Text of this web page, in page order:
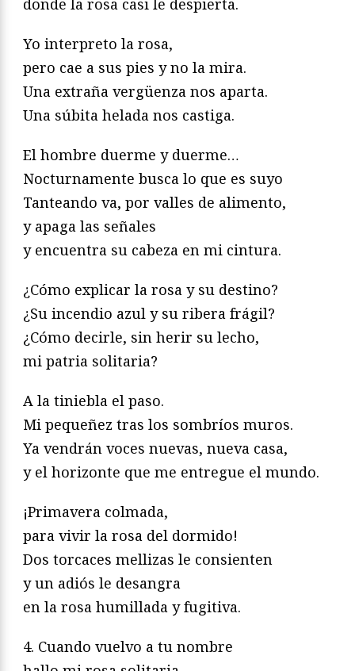
donde la rosa casi le despierta.
Yo interpreto la rosa,
pero cae a sus pies y no la mira.
Una extraña vergüenza nos aparta.
Una súbita helada nos castiga.
El hombre duerme y duerme…
Nocturnamente busca lo que es suyo
Tanteando va, por valles de alimento,
y apaga las señales
y encuentra su cabeza en mi cintura.
¿Cómo explicar la rosa y su destino?
¿Su incendio azul y su ribera frágil?
¿Cómo decirle, sin herir su lecho,
mi patria solitaria?
A la tiniebla el paso.
Mi pequeñez tras los sombríos muros.
Ya vendrán voces nuevas, nueva casa,
y el horizonte que me entregue el mundo.
¡Primavera colmada,
para vivir la rosa del dormido!
Dos torcaces mellizas le consienten
y un adiós le desangra
en la rosa humillada y fugitiva.
4. Cuando vuelvo a tu nombre